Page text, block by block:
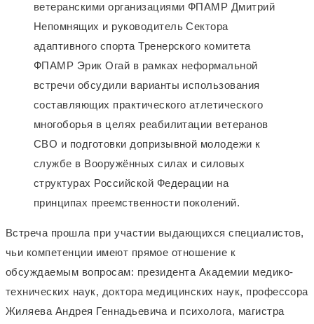
ветеранскими организациями ФПАМР Дмитрий
Непомнящих и руководитель Сектора
адаптивного спорта Тренерского комитета
ФПАМР Эрик Огай в рамках неформальной
встречи обсудили варианты использования
составляющих практического атлетического
многоборья в целях реабилитации ветеранов
СВО и подготовки допризывной молодежи к
службе в Вооружённых силах и силовых
структурах Российской Федерации на
принципах преемственности поколений.
Встреча прошла при участии выдающихся специалистов,
чьи компетенции имеют прямое отношение к
обсуждаемым вопросам: президента Академии медико-
технических наук, доктора медицинских наук, профессора
Жиляева Андрея Геннадьевича и психолога, магистра